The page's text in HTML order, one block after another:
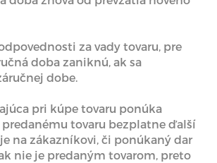
za vady tovaru, pre
doba zaniknú, ak sa
dobe.
pri kúpe tovaru ponúka
tovaru bezplatne ďalší
na zákazníkovi, či ponúkaný dar
nie je predaným tovarom, preto